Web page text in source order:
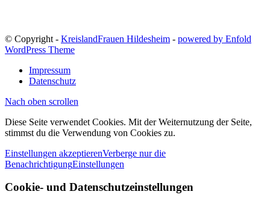
© Copyright - KreislandFrauen Hildesheim - powered by Enfold
WordPress Theme
Impressum
Datenschutz
Nach oben scrollen
Diese Seite verwendet Cookies. Mit der Weiternutzung der Seite,
stimmst du die Verwendung von Cookies zu.
Einstellungen akzeptierenVerberge nur die
BenachrichtigungEinstellungen
Cookie- und Datenschutzeinstellungen